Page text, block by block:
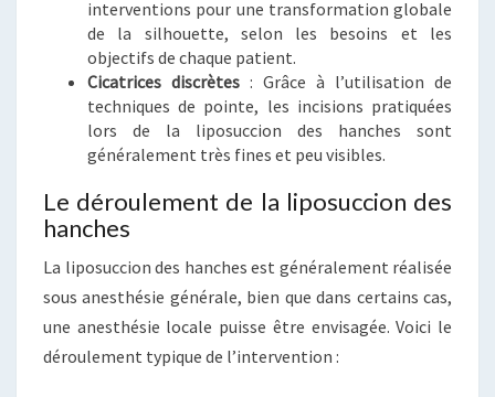
interventions pour une transformation globale
de la silhouette, selon les besoins et les
objectifs de chaque patient.
Cicatrices discrètes : Grâce à l’utilisation de
techniques de pointe, les incisions pratiquées
lors de la liposuccion des hanches sont
généralement très fines et peu visibles.
Le déroulement de la liposuccion des
hanches
La liposuccion des hanches est généralement réalisée
sous anesthésie générale, bien que dans certains cas,
une anesthésie locale puisse être envisagée. Voici le
déroulement typique de l’intervention :